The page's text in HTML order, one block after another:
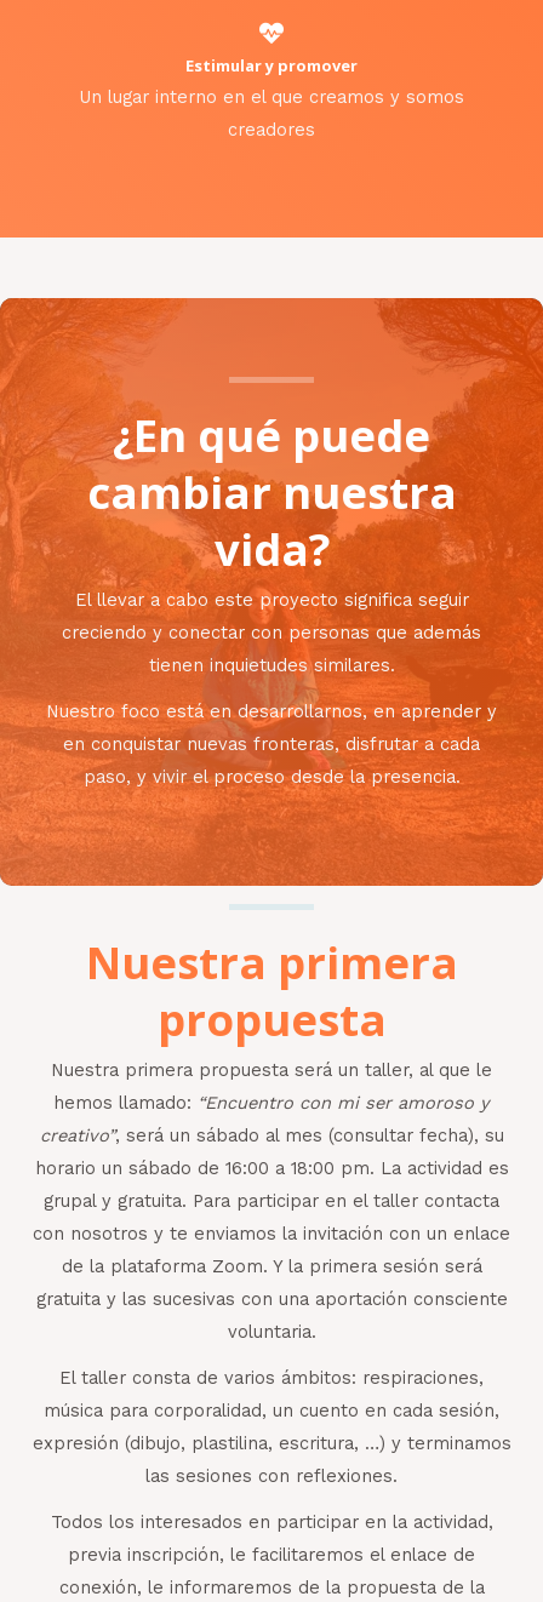
Estimular y promover
Un lugar interno en el que creamos y somos
creadores
¿En qué puede
cambiar nuestra
vida?
El llevar a cabo este proyecto significa seguir
creciendo y conectar con personas que además
tienen inquietudes similares.
Nuestro foco está en desarrollarnos, en aprender y
en conquistar nuevas fronteras, disfrutar a cada
paso, y vivir el proceso desde la presencia.
Nuestra primera
propuesta
Nuestra primera propuesta será un taller, al que le
hemos llamado: “Encuentro con mi ser amoroso y
creativo”, será un sábado al mes (consultar fecha), su
horario un sábado de 16:00 a 18:00 pm. La actividad es
grupal y gratuita. Para participar en el taller contacta
con nosotros y te enviamos la invitación con un enlace
de la plataforma Zoom. Y la primera sesión será
gratuita y las sucesivas con una aportación consciente
voluntaria.
El taller consta de varios ámbitos: respiraciones,
música para corporalidad, un cuento en cada sesión,
expresión (dibujo, plastilina, escritura, …) y terminamos
las sesiones con reflexiones.
Todos los interesados en participar en la actividad,
previa inscripción, le facilitaremos el enlace de
conexión, le informaremos de la propuesta de la